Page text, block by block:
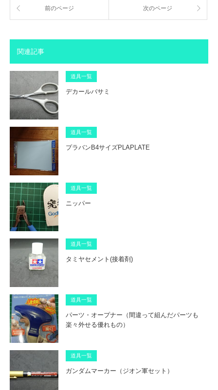
前のページ 次のページ
関連記事
道具一覧
デカールバサミ
道具一覧
プラバンB4サイズPLAPLATE
道具一覧
ニッパー
道具一覧
タミヤセメント(接着剤)
道具一覧
パーツ・オープナー（間違って組んだパーツも
楽々外せる優れもの）
道具一覧
ガンダムマーカー（ジオン軍セット）